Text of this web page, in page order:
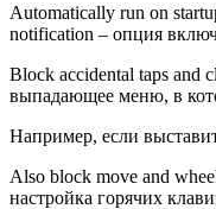
Automatically run on
notification – опция
Block accidental taps and
выпадающее меню, в
Например, если
Also block move and
настройка горячих